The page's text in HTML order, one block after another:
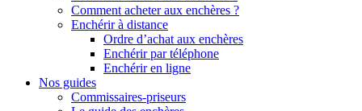
Comment acheter aux enchères ?
Enchérir à distance
Ordre d’achat aux enchères
Enchérir par téléphone
Enchérir en ligne
Nos guides
Commissaires-priseurs